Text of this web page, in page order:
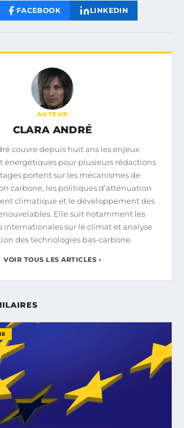
FACEBOOK LINKEDIN
AUTEUR
CLARA ANDRÉ
couvre depuis huit ans les enjeux
énergétiques pour plusieurs rédactions.
portent sur les mécanismes de
carbone, les politiques d’atténuation
climatique et le développement des
Elle suit notamment les
internationales sur le climat et analyse
des technologies bas-carbone.
VOIR TOUS LES ARTICLES ›